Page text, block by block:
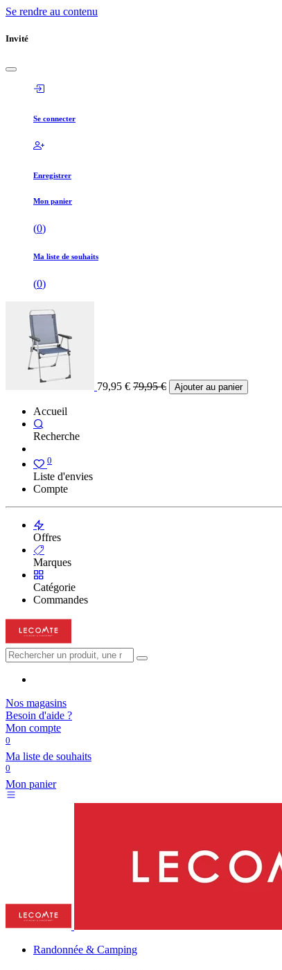
Se rendre au contenu
Invité
Se connecter
Enregistrer
Mon panier
(0)
Ma liste de souhaits
(0)
79,95 € 79,95€ Ajouter au panier
Accueil
Recherche
0
Liste d'envies
Compte
Offres
Marques
Catégorie
Commandes
Nos magasins
Besoin d'aide ?
Mon compte
0
Ma liste de souhaits
0
Mon panier
Randonnée & Camping